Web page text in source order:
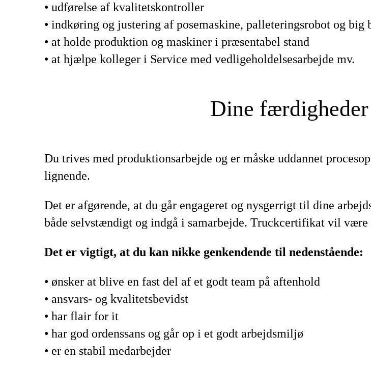
• udførelse af kvalitetskontroller
• indkøring og justering af posemaskine, palleteringsrobot og big
• at holde produktion og maskiner i præsentabel stand
• at hjælpe kolleger i Service med vedligeholdelsesarbejde mv.
Dine
Du trives med produktionsarbejde og er måske uddannet
lignende.
Det er afgørende, at du går engageret og nysgerrigt til dine
både selvstændigt og indgå i samarbejde. Truckcertifikat vil
Det er vigtigt, at du kan nikke genkendende til nedenstående:
• ønsker at blive en fast del af et godt team på aftenhold
• ansvars- og kvalitetsbevidst
• har flair for it
• har god ordenssans og går op i et godt arbejdsmiljø
• er en stabil medarbejder